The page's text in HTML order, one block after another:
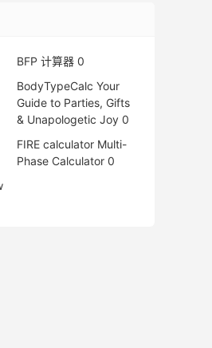
BFP 计算器 0
BodyTypeCalc Your
Guide to Parties, Gifts
& Unapologetic Joy 0
FIRE calculator Multi-
Phase Calculator 0